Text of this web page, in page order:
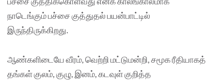
நாடெங்கும் பச்சை குத்துதல் பயன்பாட்டில்
இருந்திருக்கிறது.
ஆண்களிடையே வீரம், வெற்றி மட்டுமன்றி, சமூக ரீதியாகத்
தங்கள் குலம், குழு, இனம், கடவுள் குறித்த